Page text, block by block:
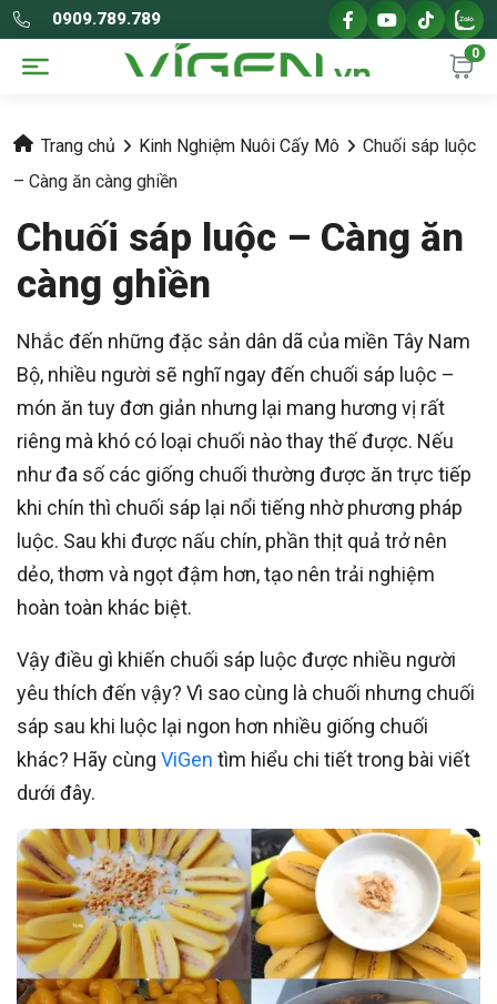
0909.789.789
0
Trang chủ Kinh Nghiệm Nuôi Cấy Mô
Chuối sáp luộc
– Càng ăn càng ghiền
Chuối sáp luộc – Càng ăn
càng ghiền
Nhắc đến những đặc sản dân dã của miền Tây Nam
Bộ, nhiều người sẽ nghĩ ngay đến chuối sáp luộc –
món ăn tuy đơn giản nhưng lại mang hương vị rất
riêng mà khó có loại chuối nào thay thế được. Nếu
như đa số các giống chuối thường được ăn trực tiếp
khi chín thì chuối sáp lại nổi tiếng nhờ phương pháp
luộc. Sau khi được nấu chín, phần thịt quả trở nên
dẻo, thơm và ngọt đậm hơn, tạo nên trải nghiệm
hoàn toàn khác biệt.
Vậy điều gì khiến chuối sáp luộc được nhiều người
yêu thích đến vậy? Vì sao cùng là chuối nhưng chuối
sáp sau khi luộc lại ngon hơn nhiều giống chuối
khác? Hãy cùng ViGen tìm hiểu chi tiết trong bài viết
dưới đây.